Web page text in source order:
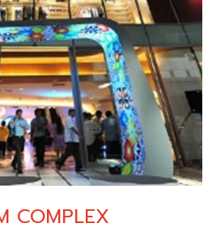
COMPLEX